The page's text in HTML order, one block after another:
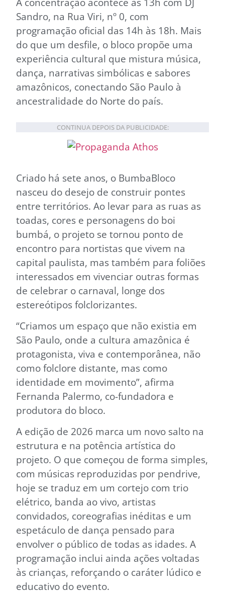
Sandro, na Rua Viri, nº 0, com
programação oficial das 14h às 18h. Mais
do que um desfile, o bloco propõe uma
experiência cultural que mistura música,
dança, narrativas simbólicas e sabores
amazônicos, conectando São Paulo à
ancestralidade do Norte do país.
CONTINUA DEPOIS DA PUBLICIDADE:
Criado há sete anos, o BumbaBloco
nasceu do desejo de construir pontes
entre territórios. Ao levar para as ruas as
toadas, cores e personagens do boi
bumbá, o projeto se tornou ponto de
encontro para nortistas que vivem na
capital paulista, mas também para foliões
interessados em vivenciar outras formas
de celebrar o carnaval, longe dos
estereótipos folclorizantes.
“Criamos um espaço que não existia em
São Paulo, onde a cultura amazônica é
protagonista, viva e contemporânea, não
como folclore distante, mas como
identidade em movimento”, afirma
Fernanda Palermo, co-fundadora e
produtora do bloco.
A edição de 2026 marca um novo salto na
estrutura e na potência artística do
projeto. O que começou de forma simples,
com músicas reproduzidas por pendrive,
hoje se traduz em um cortejo com trio
elétrico, banda ao vivo, artistas
convidados, coreografias inéditas e um
espetáculo de dança pensado para
envolver o público de todas as idades. A
programação inclui ainda ações voltadas
às crianças, reforçando o caráter lúdico e
educativo do evento.